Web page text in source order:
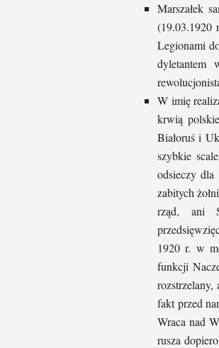
Marszałek
(19.03.1920
Legionami
dyletantem
W imię
krwią
Białoruś i
szybkie
odsieczy
zabitych
rząd, ani
1920 r. w
funkcji
rozstrzelany,
fakt przed
Wraca nad
rusza